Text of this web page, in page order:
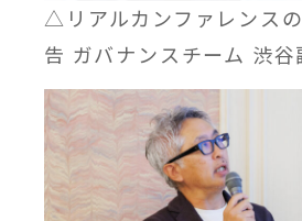
△リアルカンファレンス
告 ガバナンスチーム 渋谷